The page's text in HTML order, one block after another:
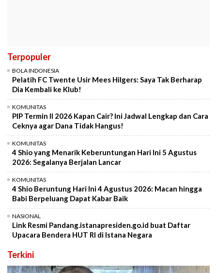
Terpopuler
BOLA INDONESIA
Pelatih FC Twente Usir Mees Hilgers: Saya Tak Berharap
Dia Kembali ke Klub!
KOMUNITAS
PIP Termin II 2026 Kapan Cair? Ini Jadwal Lengkap dan Cara
Ceknya agar Dana Tidak Hangus!
KOMUNITAS
4 Shio yang Menarik Keberuntungan Hari Ini 5 Agustus
2026: Segalanya Berjalan Lancar
KOMUNITAS
4 Shio Beruntung Hari Ini 4 Agustus 2026: Macan hingga
Babi Berpeluang Dapat Kabar Baik
NASIONAL
Link Resmi Pandang.istanapresiden.go.id buat Daftar
Upacara Bendera HUT RI di Istana Negara
Terkini